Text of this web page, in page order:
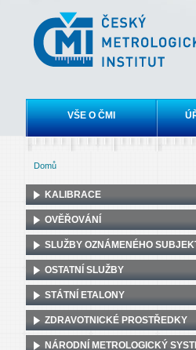
Český
metrologický
institut
Hlavní menu
VŠE O ČMI
Domů
KALIBRACE
OVĚŘOVÁNÍ
SLUŽBY OZNÁMENÉHO
OSTATNÍ SLUŽBY
STÁTNÍ ETALONY
ZDRAVOTNICKÉ PROSTŘEDKY
NÁRODNÍ METROLOGICKÝ